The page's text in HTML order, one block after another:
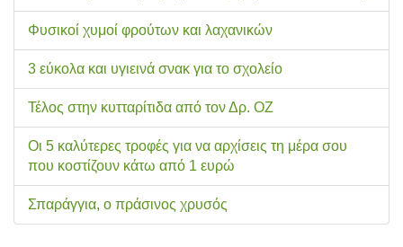
Φυσικοί χυμοί φρούτων και λαχανικών
3 εύκολα και υγιεινά σνακ για το σχολείo
Τέλος στην κυτταρίτιδα από τον Δρ. ΟΖ
Οι 5 καλύτερες τροφές για να αρχίσεις τη μέρα σου
που κοστίζουν κάτω από 1 ευρώ
Σπαράγγια, ο πράσινος χρυσός